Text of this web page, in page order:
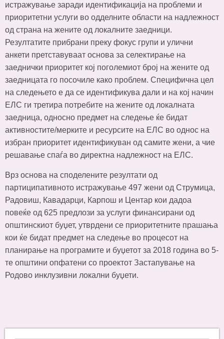
истражување заради идентификација на проблеми и
приоритетни услуги во одделните области на надлежност
од страна на жените од локалните заедници.
Резултатите прибрани преку фокус групи и улични
анкети претставуваат основа за селектирање на
заеднички приоритет кој поголемиот број на жените од
заедницата го посочиле како проблем. Специфична цел
на следењето е да се идентификува дали и на кој начин
ЕЛС ги третира потребите на жените од локалната
заедница, односно предмет на следење ќе бидат
активностите/мерките и ресурсите на ЕЛС во однос на
избран приоритет идентификуван од самите жени, а чие
решавање спаѓа во директна надлежност на ЕЛС.
Врз основа на споделените резултати од
партиципативното истражување 497 жени од Струмица,
Радовиш, Кавадарци, Карпош и Центар кои дадоа
повеќе од 625 предлози за услуги финансирани од
општинскиот буџет, утврдени се приоритетните прашања
кои ќе бидат предмет на следење во процесот на
планирање на програмите и буџетот за 2018 година во 5-
те општини опфатени со проектот Застапување на
Родово инклузивни локални буџети.